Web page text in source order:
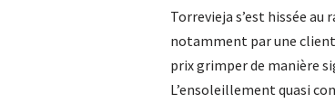
Torrevieja s’est hissée
notamment par une
prix grimper de manière
L’ensoleillement quasi